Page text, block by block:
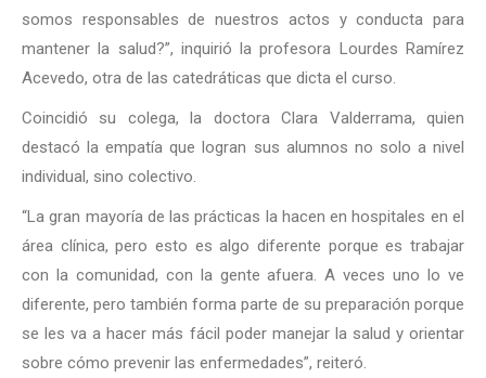
somos responsables de nuestros actos y conducta para
mantener la salud?”, inquirió la profesora Lourdes Ramírez
Acevedo, otra de las catedráticas que dicta el curso.
Coincidió su colega, la doctora Clara Valderrama, quien
destacó la empatía que logran sus alumnos no solo a nivel
individual, sino colectivo.
“La gran mayoría de las prácticas la hacen en hospitales en el
área clínica, pero esto es algo diferente porque es trabajar
con la comunidad, con la gente afuera. A veces uno lo ve
diferente, pero también forma parte de su preparación porque
se les va a hacer más fácil poder manejar la salud y orientar
sobre cómo prevenir las enfermedades”, reiteró.